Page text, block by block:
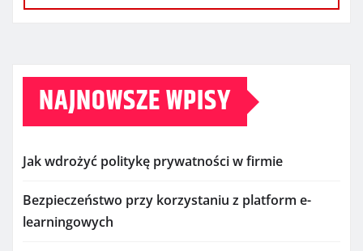
NAJNOWSZE WPISY
Jak wdrożyć politykę prywatności w firmie
Bezpieczeństwo przy korzystaniu z platform e-
learningowych